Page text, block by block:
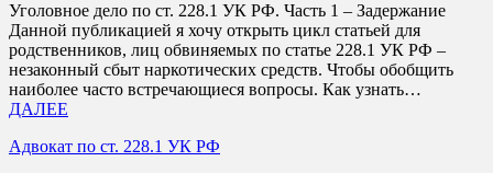
Уголовное дело по ст. 228.1 УК РФ. Часть 1 – Задержание
Данной публикацией я хочу открыть цикл статьей для
родственников, лиц обвиняемых по статье 228.1 УК РФ –
незаконный сбыт наркотических средств. Чтобы обобщить
наиболее часто встречающиеся вопросы. Как узнать…
ДАЛЕЕ
Адвокат по ст. 228.1 УК РФ